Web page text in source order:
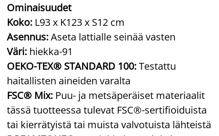
Ominaisuudet
Koko: L93 x K123 x S12 cm
Asennus:Aseta lattialle seinää vasten
Väri: hiekka-91
OEKO-TEX® STANDARD 100:Testattu
haitallisten aineiden varalta
FSC® Mix: Puu- ja metsäperäiset materiaalit
tässä tuotteessa tulevat FSC®-sertifioiduista
tai kierrätyistä tai muista valvotuista lähteistä